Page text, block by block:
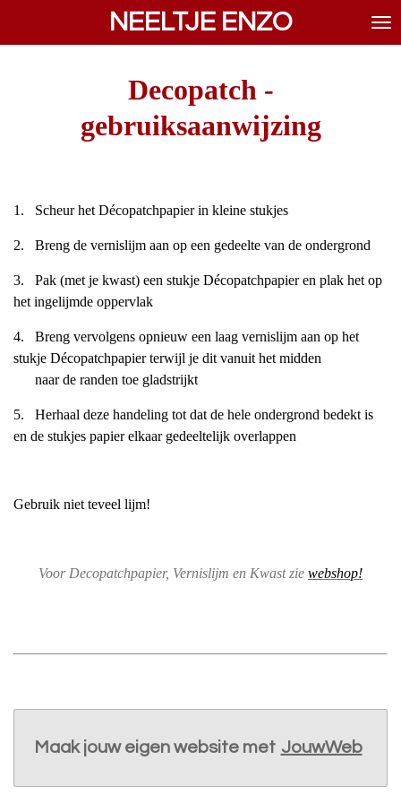
NEELTJE ENZO
Decopatch -
gebruiksaanwijzing
1. Scheur het Décopatchpapier in kleine stukjes
2. Breng de vernislijm aan op een gedeelte van de ondergrond
3. Pak (met je kwast) een stukje Décopatchpapier en plak het op
het ingelijmde oppervlak
4. Breng vervolgens opnieuw een laag vernislijm aan op het
stukje Décopatchpapier terwijl je dit vanuit het midden
naar de randen toe gladstrijkt
5. Herhaal deze handeling tot dat de hele ondergrond bedekt is
en de stukjes papier elkaar gedeeltelijk overlappen
Gebruik niet teveel lijm!
Voor Decopatchpapier, Vernislijm en Kwast zie webshop!
Maak jouw eigen website met JouwWeb